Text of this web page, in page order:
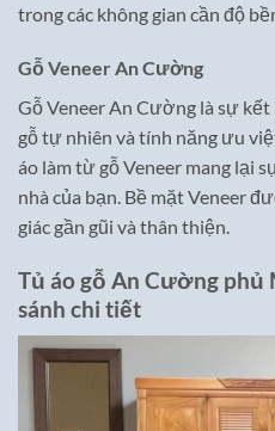
trong các không gian cần độ
Gỗ Veneer An Cường
Gỗ Veneer An Cường là sự
gỗ tự nhiên và tính năng ưu
áo làm từ gỗ Veneer mang lại
nhà của bạn. Bề mặt Veneer
giác gần gũi và thân thiện.
Tủ áo gỗ An Cường phủ
sánh chi tiết